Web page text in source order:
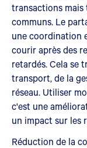
transactions
communs. Le
une coordination
courir après des
retardés. Cela se
transport, de la
réseau. Utiliser
c'est une
un impact sur les
Réduction de la